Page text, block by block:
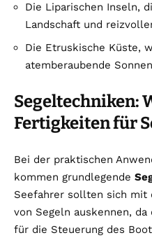
Die Liparischen Inseln,
Landschaft und
Die Etruskische Küste,
atemberaubende
Segeltechniken:
Fertigkeiten für
Bei der praktischen
kommen grundlegende
Seefahrer sollten sich mit
von Segeln auskennen,
für die Steuerung des